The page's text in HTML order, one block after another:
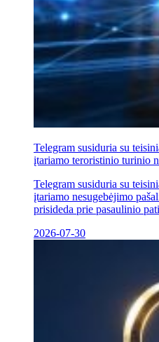
Telegram susiduria su
įtariamo teroristinio turinio
Telegram susiduria su
įtariamo nesugebėjimo
prisideda prie pasaulinio
2026-07-30